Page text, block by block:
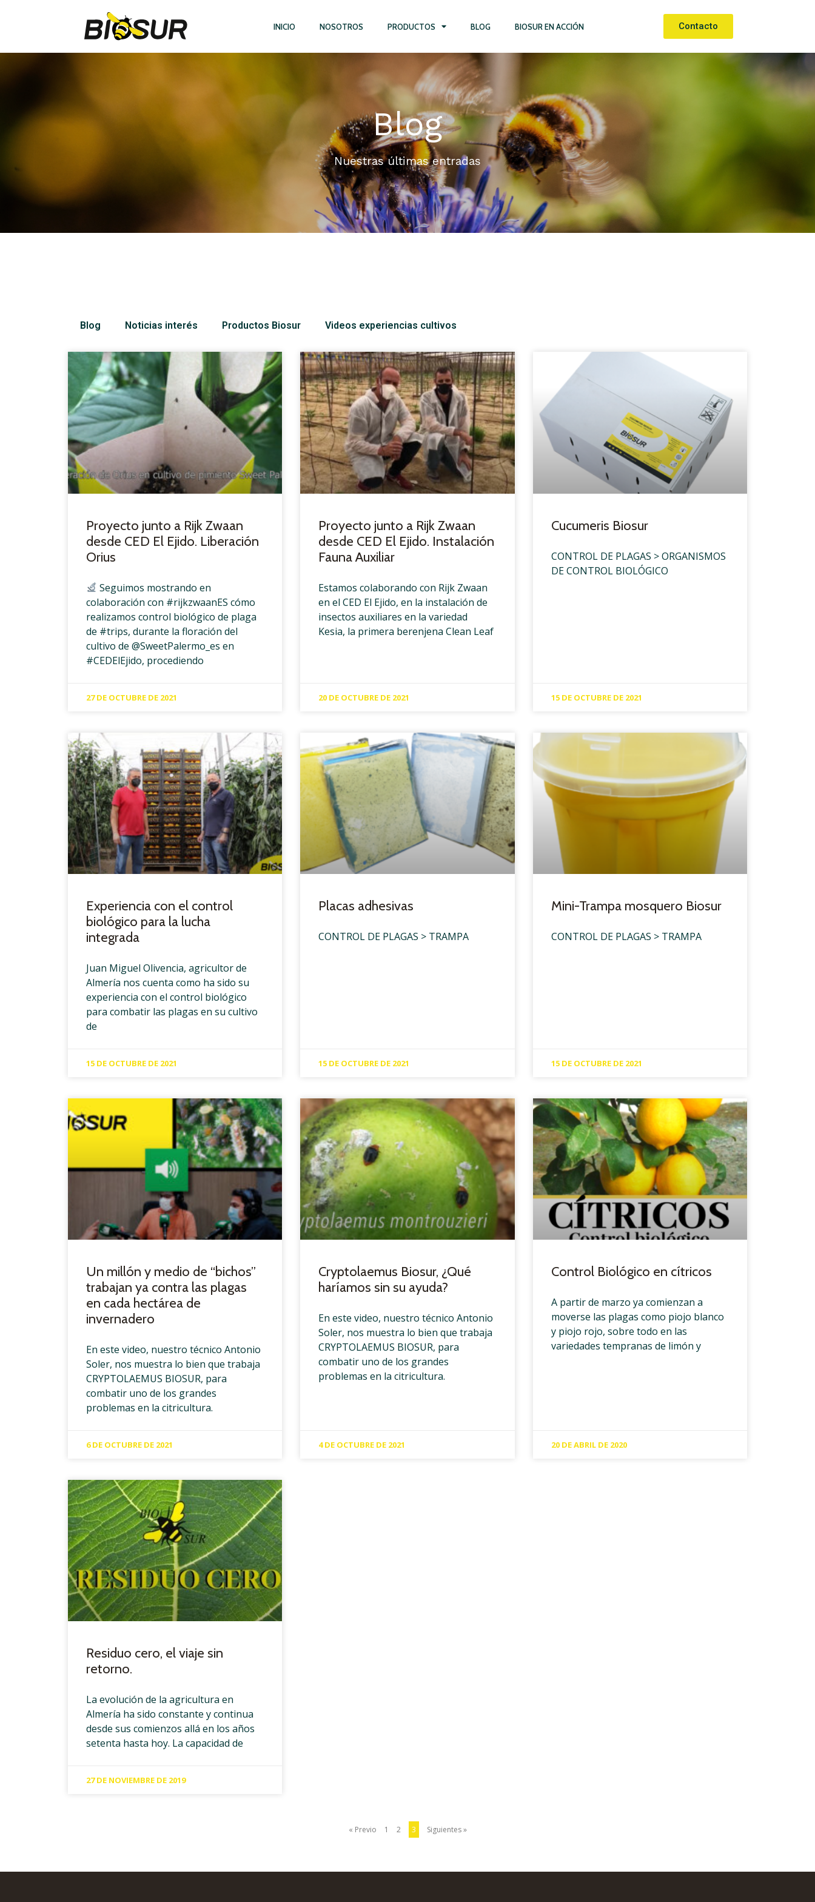
INICIO NOSOTROS PRODUCTOS BLOG BIOSUR EN ACCIÓN Contacto
Blog
Nuestras últimas entradas
Blog Noticias interés Productos Biosur Videos experiencias cultivos
Proyecto junto a Rijk Zwaan
desde CED El Ejido. Liberación
Orius
Seguimos mostrando en
colaboración con #rijkzwaanES cómo ​
realizamos control biológico de plaga
de #trips, durante la floración del
cultivo de @SweetPalermo_es ​en
#CEDElEjido, procediendo
27 DE OCTUBRE DE 2021
Proyecto junto a Rijk Zwaan
desde CED El Ejido. Instalación
Fauna Auxiliar
Estamos colaborando con Rijk Zwaan
en el CED El Ejido, en la instalación de
insectos auxiliares en la variedad
Kesia, la primera berenjena Clean Leaf
20 DE OCTUBRE DE 2021
Cucumeris Biosur
CONTROL DE PLAGAS > ORGANISMOS
DE CONTROL BIOLÓGICO
15 DE OCTUBRE DE 2021
Experiencia con el control
biológico para la lucha
integrada
Juan Miguel Olivencia, agricultor de
Almería nos cuenta como ha sido su
experiencia con el control biológico
para combatir las plagas en su cultivo
de
15 DE OCTUBRE DE 2021
Placas adhesivas
CONTROL DE PLAGAS > TRAMPA
15 DE OCTUBRE DE 2021
Mini-Trampa mosquero Biosur
CONTROL DE PLAGAS > TRAMPA
15 DE OCTUBRE DE 2021
Un millón y medio de “bichos”
trabajan ya contra las plagas
en cada hectárea de
invernadero
En este video, nuestro técnico Antonio
Soler, nos muestra lo bien que trabaja
CRYPTOLAEMUS BIOSUR, para
combatir uno de los grandes
problemas en la citricultura.
6 DE OCTUBRE DE 2021
Cryptolaemus Biosur, ¿Qué
haríamos sin su ayuda?
En este video, nuestro técnico Antonio
Soler, nos muestra lo bien que trabaja
CRYPTOLAEMUS BIOSUR, para
combatir uno de los grandes
problemas en la citricultura.
4 DE OCTUBRE DE 2021
Control Biológico en cítricos
A partir de marzo ya comienzan a
moverse las plagas como piojo blanco
y piojo rojo, sobre todo en las
variedades tempranas de limón y
20 DE ABRIL DE 2020
Residuo cero, el viaje sin
retorno.
La evolución de la agricultura en
Almería ha sido constante y continua
desde sus comienzos allá en los años
setenta hasta hoy. La capacidad de
27 DE NOVIEMBRE DE 2019
« Previo 1 2 3 Siguientes »